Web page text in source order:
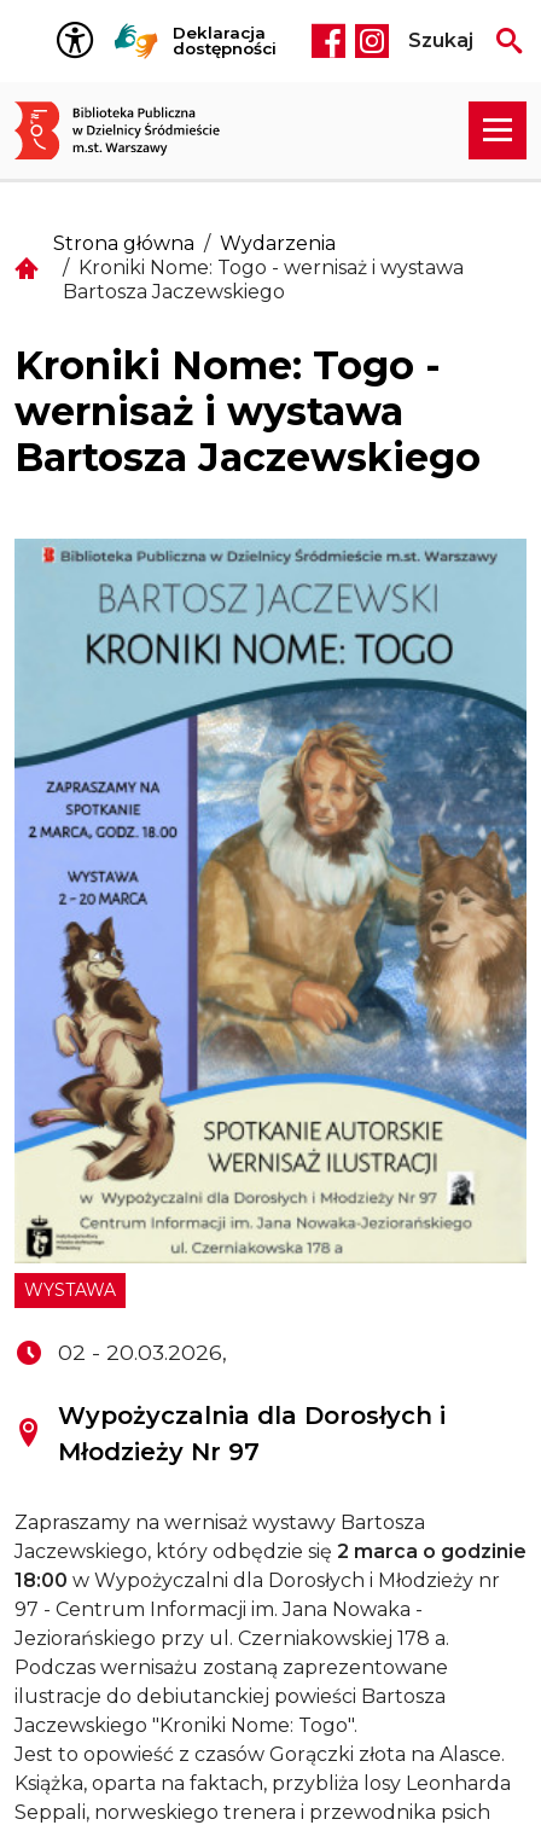
Przejdź do treści
Deklaracja
dostępności
Social media
Szukaj
Strona główna
Wydarzenia
Kroniki Nome: Togo - wernisaż i wystawa
Bartosza Jaczewskiego
Kroniki Nome: Togo -
wernisaż i wystawa
Bartosza Jaczewskiego
WYSTAWA
02 - 20.03.2026,
Wypożyczalnia dla Dorosłych i
Młodzieży Nr 97
Zapraszamy na wernisaż wystawy Bartosza
Jaczewskiego, który odbędzie się 2 marca o godzinie
18:00 w Wypożyczalni dla Dorosłych i Młodzieży nr
97 - Centrum Informacji im. Jana Nowaka -
Jeziorańskiego przy ul. Czerniakowskiej 178 a.
Podczas wernisażu zostaną zaprezentowane
ilustracje do debiutanckiej powieści Bartosza
Jaczewskiego "Kroniki Nome: Togo".
Jest to opowieść z czasów Gorączki złota na Alasce.
Książka, oparta na faktach, przybliża losy Leonharda
Seppali, norweskiego trenera i przewodnika psich